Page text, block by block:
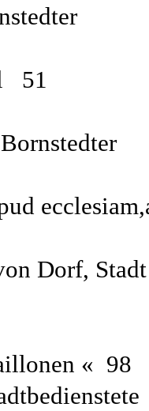
51
Dorf, Stadt
« 98